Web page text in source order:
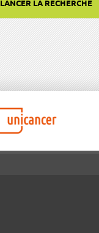
LANCER LA RECHERCHE